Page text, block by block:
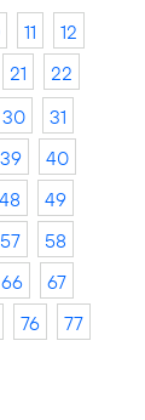
11
12
21
22
30
31
39
40
48
49
57
58
66
67
76
77